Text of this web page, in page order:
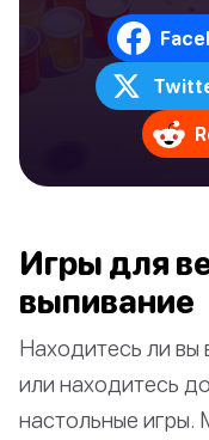
Игры для
выпивание
Находитесь ли вы
или находитесь
настольные игры.